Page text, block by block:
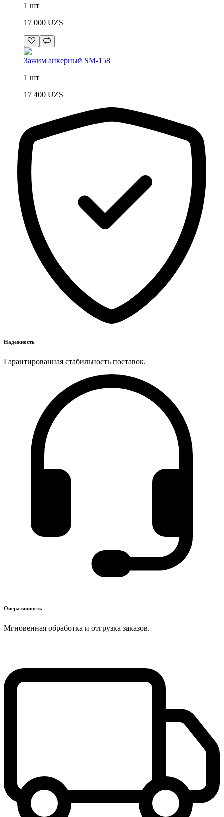
1 шт
17 000 UZS
Зажим анкерный SM-158
1 шт
17 400 UZS
Надежность
Гарантированная стабильность поставок.
Оперативность
Мгновенная обработка и отгрузка заказов.